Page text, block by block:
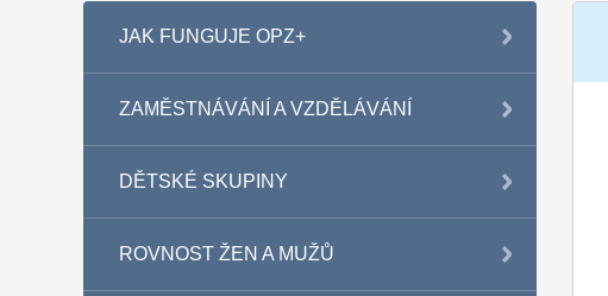
JAK FUNGUJE OPZ+
ZAMĚSTNÁVÁNÍ A VZDĚLÁVÁNÍ
DĚTSKÉ SKUPINY
ROVNOST ŽEN A MUŽŮ